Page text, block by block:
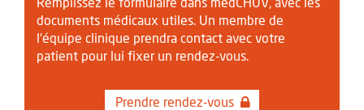
Remplissez le formulaire dans medCHUV, avec les
documents médicaux utiles. Un membre de
l'équipe clinique prendra contact avec votre
patient pour lui fixer un rendez-vous.
Prendre rendez-vous